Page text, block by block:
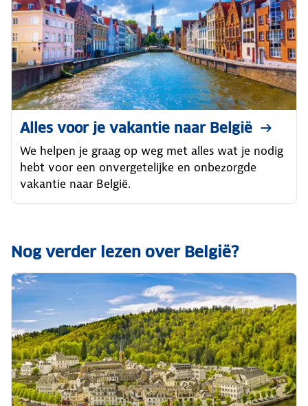
Alles voor je vakantie naar België
We helpen je graag op weg met alles wat je nodig
hebt voor een onvergetelijke en onbezorgde
vakantie naar België.
Nog verder lezen over België?